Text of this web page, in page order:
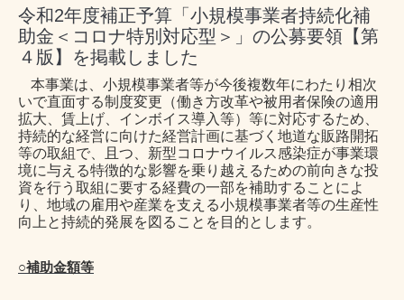
令和2年度補正予算「小規模事業者持続化補
助金＜コロナ特別対応型＞」の公募要領【第
４版】を掲載しました
本事業は、小規模事業者等が今後複数年にわたり相次
いで直面する制度変更（働き方改革や被用者保険の適用
拡大、賃上げ、インボイス導入等）等に対応するため、
持続的な経営に向けた経営計画に基づく地道な販路開拓
等の取組で、且つ、新型コロナウイルス感染症が事業環
境に与える特徴的な影響を乗り越えるための前向きな投
資を行う取組に要する経費の一部を補助することによ
り、地域の雇用や産業を支える小規模事業者等の生産性
向上と持続的発展を図ることを目的とします。
○補助金額等